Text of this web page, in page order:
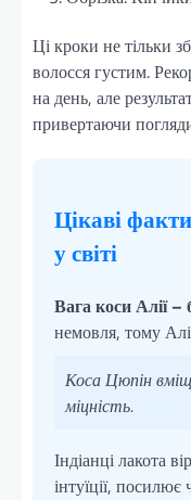
Ці кроки не тільки
волосся густим.
на день, але
привертаючи
Цікаві
у світі
Вага коси Алії –
немовля, тому
Коса Цюпін
міцність.
Індіанці лакота
інтуїції, посилює